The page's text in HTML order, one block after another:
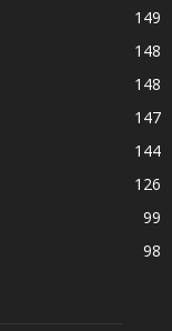
149
148
148
147
144
126
99
98